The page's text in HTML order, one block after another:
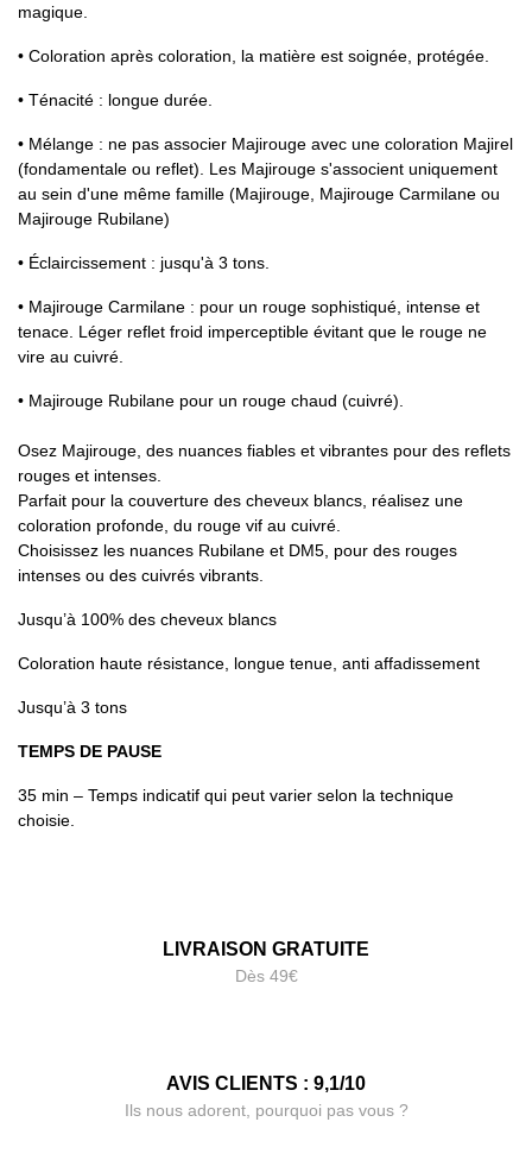
magique.
• Coloration après coloration, la matière est soignée, protégée.
• Ténacité : longue durée.
• Mélange : ne pas associer Majirouge avec une coloration Majirel
(fondamentale ou reflet). Les Majirouge s'associent uniquement
au sein d'une même famille (Majirouge, Majirouge Carmilane ou
Majirouge Rubilane)
• Éclaircissement : jusqu'à 3 tons.
• Majirouge Carmilane : pour un rouge sophistiqué, intense et
tenace. Léger reflet froid imperceptible évitant que le rouge ne
vire au cuivré.
• Majirouge Rubilane pour un rouge chaud (cuivré).
Osez Majirouge, des nuances fiables et vibrantes pour des reflets
rouges et intenses.
Parfait pour la couverture des cheveux blancs, réalisez une
coloration profonde, du rouge vif au cuivré.
Choisissez les nuances Rubilane et DM5, pour des rouges
intenses ou des cuivrés vibrants.
Jusqu’à 100% des cheveux blancs
Coloration haute résistance, longue tenue, anti affadissement
Jusqu’à 3 tons
TEMPS DE PAUSE
35 min – Temps indicatif qui peut varier selon la technique
choisie.
LIVRAISON GRATUITE
Dès 49€
AVIS CLIENTS : 9,1/10
Ils nous adorent, pourquoi pas vous ?